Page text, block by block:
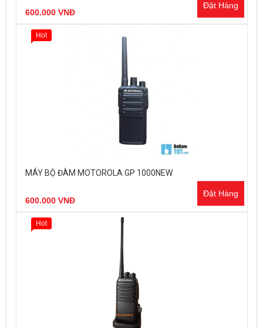
600.000 VNĐ
Đặt Hàng
MÁY BỘ ĐÀM MOTOROLA GP 1000NEW
600.000 VNĐ
Đặt Hàng
Hot
Hot